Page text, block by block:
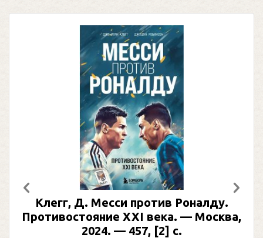
Клегг, Д. Месси против Роналду.
Противостояние XXI века. — Москва,
2024. — 457, [2] с.
Предыдущий